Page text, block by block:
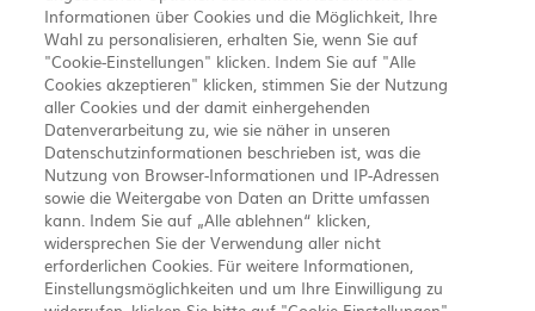
Chugai Pharma Germany GmbH Amelia-Mary-Earhart-
Straße 11b 60549 Frankfurt am Main
CHUGAI PHARMA GERMANY GMBH legt großen Wert auf die Richtigkeit,
Informationen über Cookies und die Möglichkeit, Ihre
Wahl zu personalisieren, erhalten Sie, wenn Sie auf
"Cookie-Einstellungen" klicken. Indem Sie auf "Alle
Cookies akzeptieren" klicken, stimmen Sie der Nutzung
aller Cookies und der damit einhergehenden
Datenverarbeitung zu, wie sie näher in unseren
Datenschutzinformationen beschrieben ist, was die
Nutzung von Browser-Informationen und IP-Adressen
sowie die Weitergabe von Daten an Dritte umfassen
kann. Indem Sie auf „Alle ablehnen“ klicken,
widersprechen Sie der Verwendung aller nicht
erforderlichen Cookies. Für weitere Informationen,
Einstellungsmöglichkeiten und um Ihre Einwilligung zu